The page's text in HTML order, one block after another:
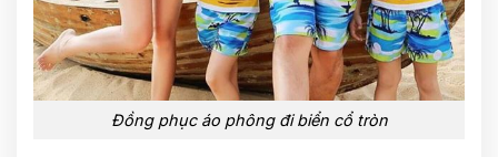
Đồng phục áo phông đi biển cổ tròn